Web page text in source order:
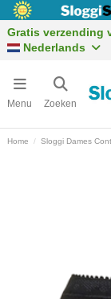
Gratis verzending
Nederlands
Menu Zoeken
Home Sloggi Dames